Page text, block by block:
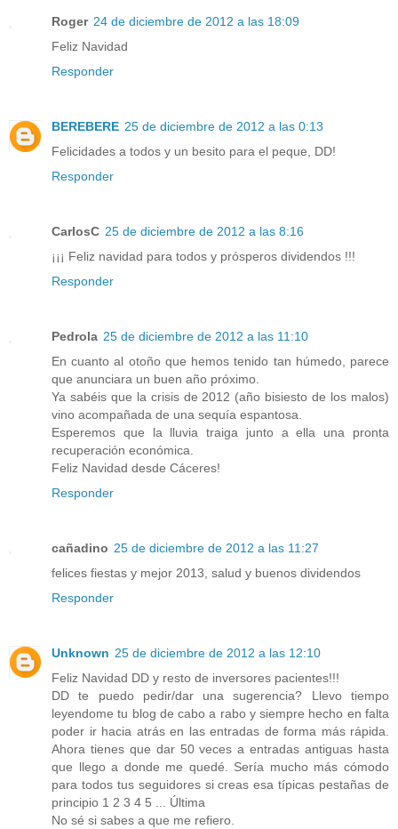
Roger 24 de diciembre de 2012 a las 18:09
Feliz Navidad
Responder
BEREBERE 25 de diciembre de 2012 a las 0:13
Felicidades a todos y un besito para el peque, DD!
Responder
CarlosC 25 de diciembre de 2012 a las 8:16
¡¡¡ Feliz navidad para todos y prósperos dividendos !!!
Responder
Pedrola 25 de diciembre de 2012 a las 11:10
En cuanto al otoño que hemos tenido tan húmedo, parece
que anunciara un buen año próximo.
Ya sabéis que la crisis de 2012 (año bisiesto de los malos)
vino acompañada de una sequía espantosa.
Esperemos que la lluvia traiga junto a ella una pronta
recuperación económica.
Feliz Navidad desde Cáceres!
Responder
cañadino 25 de diciembre de 2012 a las 11:27
felices fiestas y mejor 2013, salud y buenos dividendos
Responder
Unknown 25 de diciembre de 2012 a las 12:10
Feliz Navidad DD y resto de inversores pacientes!!!
DD te puedo pedir/dar una sugerencia? Llevo tiempo
leyendome tu blog de cabo a rabo y siempre hecho en falta
poder ir hacia atrás en las entradas de forma más rápida.
Ahora tienes que dar 50 veces a entradas antiguas hasta
que llego a donde me quedé. Sería mucho más cómodo
para todos tus seguidores si creas esa típicas pestañas de
principio 1 2 3 4 5 ... Última
No sé si sabes a que me refiero.